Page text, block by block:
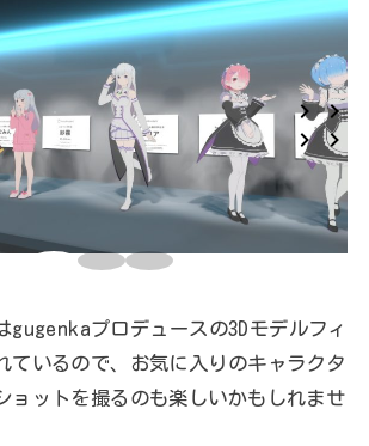
gugenkaプロデュースの3Dモデルフィ
ているので、お気に入りのキャラクタ
ョットを撮るのも楽しいかもしれませ